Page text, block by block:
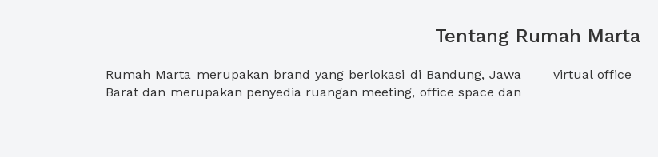
Tentang Rumah Marta
Rumah Marta merupakan brand yang berlokasi di Bandung, Jawa
Barat dan merupakan penyedia ruangan meeting, office space dan
virtual office